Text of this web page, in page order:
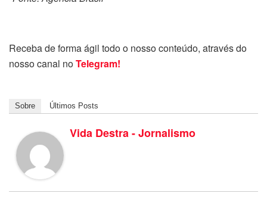
Receba de forma ágil todo o nosso conteúdo, através do
nosso canal noTelegram!
Sobre Últimos Posts
Vida Destra - Jornalismo